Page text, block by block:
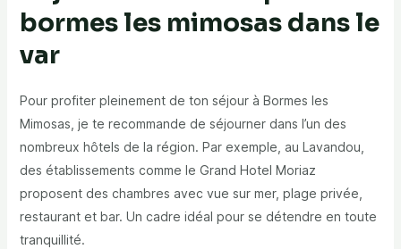
bormes les mimosas dans le
var
Pour profiter pleinement de ton séjour à Bormes les
Mimosas, je te recommande de séjourner dans l’un des
nombreux hôtels de la région. Par exemple, au Lavandou,
des établissements comme le Grand Hotel Moriaz
proposent des chambres avec vue sur mer, plage privée,
restaurant et bar. Un cadre idéal pour se détendre en toute
tranquillité.